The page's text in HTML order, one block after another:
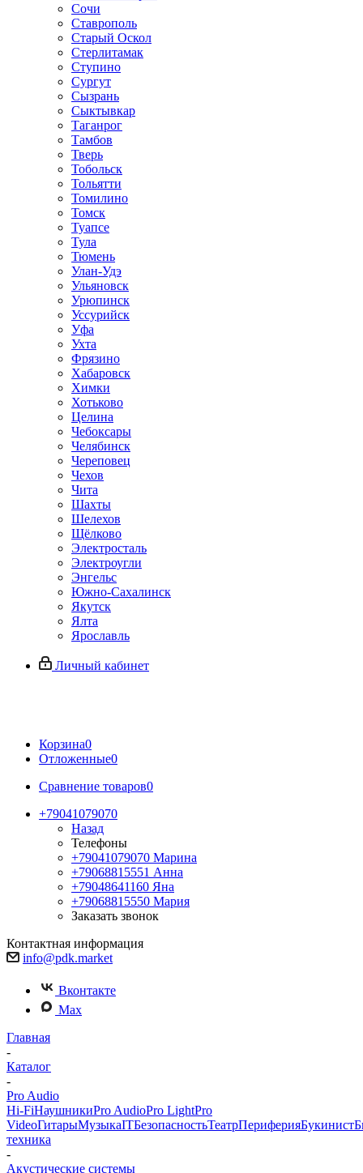
Сочи
Ставрополь
Старый Оскол
Стерлитамак
Ступино
Сургут
Сызрань
Сыктывкар
Таганрог
Тамбов
Тверь
Тобольск
Тольятти
Томилино
Томск
Туапсе
Тула
Тюмень
Улан-Удэ
Ульяновск
Урюпинск
Уссурийск
Уфа
Ухта
Фрязино
Хабаровск
Химки
Хотьково
Целина
Чебоксары
Челябинск
Череповец
Чехов
Чита
Шахты
Шелехов
Щёлково
Электросталь
Электроугли
Энгельс
Южно-Сахалинск
Якутск
Ялта
Ярославль
Личный кабинет
Корзина0
Отложенные0
Сравнение товаров0
+79041079070
Назад
Телефоны
+79041079070 Марина
+79068815551 Анна
+79048641160 Яна
+79068815550 Мария
Заказать звонок
Контактная информация
info@pdk.market
Вконтакте
Max
Главная
-
Каталог
-
Pro Audio
Hi-FiНаушникиPro AudioPro LightPro
VideoГитарыМузыкаITБезопасностьТеатрПериферияБукинист
техника
-
Акустические системы